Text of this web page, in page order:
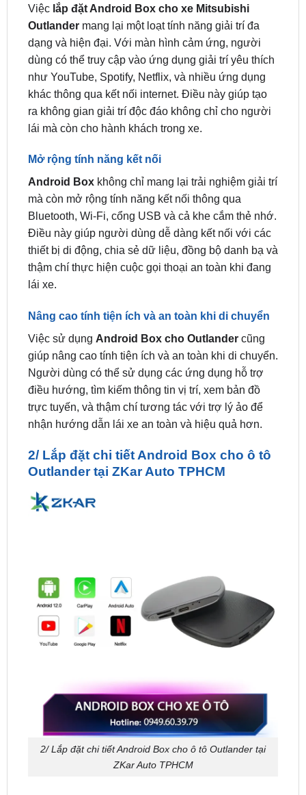
dạng và hiện đại. Với màn hình cảm ứng, người
dùng có thể truy cập vào ứng dụng giải trí yêu thích
như YouTube, Spotify, Netflix, và nhiều ứng dụng
khác thông qua kết nối internet. Điều này giúp tạo
ra không gian giải trí độc đáo không chỉ cho người
lái mà còn cho hành khách trong xe.
Mở rộng tính năng kết nối
mà còn mở rộng tính năng kết nối thông qua
Bluetooth, Wi-Fi, cổng USB và cả khe cắm thẻ nhớ.
Điều này giúp người dùng dễ dàng kết nối với các
thiết bị di động, chia sẻ dữ liệu, đồng bộ danh bạ và
thậm chí thực hiện cuộc gọi thoại an toàn khi đang
lái xe.
Nâng cao tính tiện ích và an toàn khi di chuyển
giúp nâng cao tính tiện ích và an toàn khi di chuyển.
Người dùng có thể sử dụng các ứng dụng hỗ trợ
điều hướng, tìm kiếm thông tin vị trí, xem bản đồ
trực tuyến, và thậm chí tương tác với trợ lý ảo để
nhận hướng dẫn lái xe an toàn và hiệu quả hơn.
2/ Lắp đặt chi tiết Android Box cho ô tô
2/ Lắp đặt chi tiết Android Box cho ô tô Outlander tại
ZKar Auto TPHCM
Quy trình lắp đặt Android Box